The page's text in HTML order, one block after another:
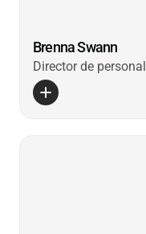
Brenna Swann
Director de personal